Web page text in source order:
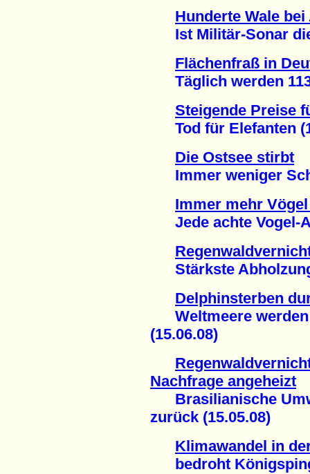
Hunderte Wale
Ist Militär-Sonar die
Flächenfraß in
Täglich werden 113
Steigende Preise
Tod für Elefanten
Die Ostsee stirbt
Immer weniger
Immer mehr
Jede achte Vogel-
Stärkste
Delphinsterben
Weltmeere werden
(15.06.08)
Nachfrage angeheizt
Brasilianische
zurück (15.05.08)
Klimawandel in
bedroht